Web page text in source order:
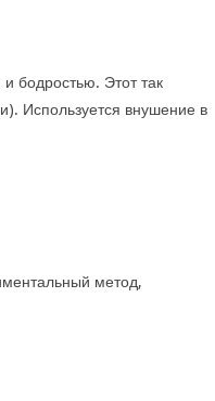
бодростью. Этот так
Используется внушение в
метод,